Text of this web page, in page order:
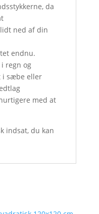
da
ned af din
endnu.
regn og
i sæbe eller
med at
indsat, du kan